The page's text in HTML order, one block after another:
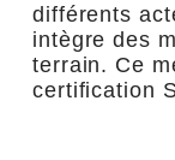
différents
intègre des
terrain. Ce
certification